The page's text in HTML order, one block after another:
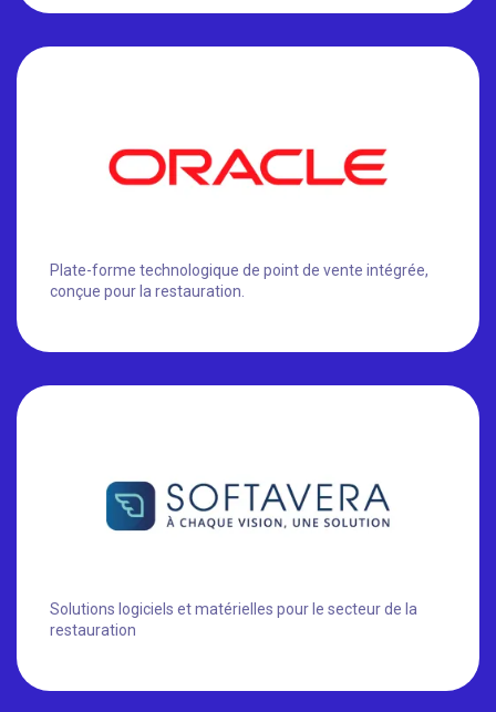
Plate-forme technologique de point de vente intégrée,
conçue pour la restauration.
Solutions logiciels et matérielles pour le secteur de la
restauration